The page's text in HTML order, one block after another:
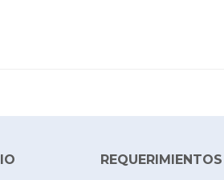
REQUERIMIENTOS